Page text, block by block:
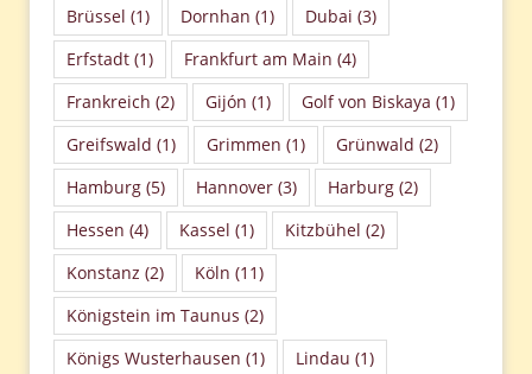
Brüssel (1) Dornhan (1) Dubai (3)
Erfstadt (1) Frankfurt am Main (4)
Frankreich (2) Gijón (1) Golf von Biskaya (1)
Greifswald (1) Grimmen (1) Grünwald (2)
Hamburg (5) Hannover (3) Harburg (2)
Hessen (4) Kassel (1) Kitzbühel (2)
Konstanz (2) Köln (11)
Königstein im Taunus (2)
Königs Wusterhausen (1) Lindau (1)